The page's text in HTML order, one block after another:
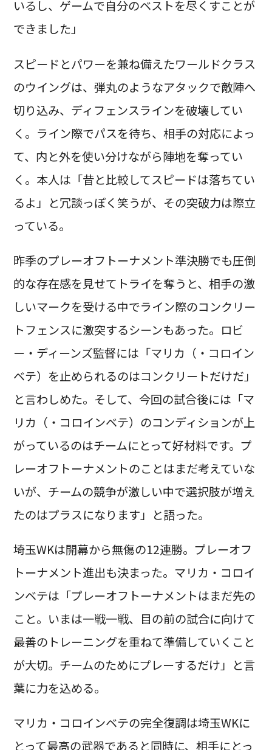
いるし、ゲームで自分のベストを尽くすことが
できました」
スピードとパワーを兼ね備えたワールドクラス
のウイングは、弾丸のようなアタックで敵陣へ
切り込み、ディフェンスラインを破壊してい
く。ライン際でパスを待ち、相手の対応によっ
て、内と外を使い分けながら陣地を奪ってい
く。本人は「昔と比較してスピードは落ちてい
るよ」と冗談っぽく笑うが、その突破力は際立
っている。
昨季のプレーオフトーナメント準決勝でも圧倒
的な存在感を見せてトライを奪うと、相手の激
しいマークを受ける中でライン際のコンクリー
トフェンスに激突するシーンもあった。ロビ
ー・ディーンズ監督には「マリカ（・コロイン
ベテ）を止められるのはコンクリートだけだ」
と言わしめた。そして、今回の試合後には「マ
リカ（・コロインベテ）のコンディションが上
がっているのはチームにとって好材料です。プ
レーオフトーナメントのことはまだ考えていな
いが、チームの競争が激しい中で選択肢が増え
たのはプラスになります」と語った。
埼玉WKは開幕から無傷の12連勝。プレーオフ
トーナメント進出も決まった。マリカ・コロイ
ンベテは「プレーオフトーナメントはまだ先の
こと。いまは一戦一戦、目の前の試合に向けて
最善のトレーニングを重ねて準備していくこと
が大切。チームのためにプレーするだけ」と言
葉に力を込める。
マリカ・コロインベテの完全復調は埼玉WKに
とって最高の武器であると同時に、相手にとっ